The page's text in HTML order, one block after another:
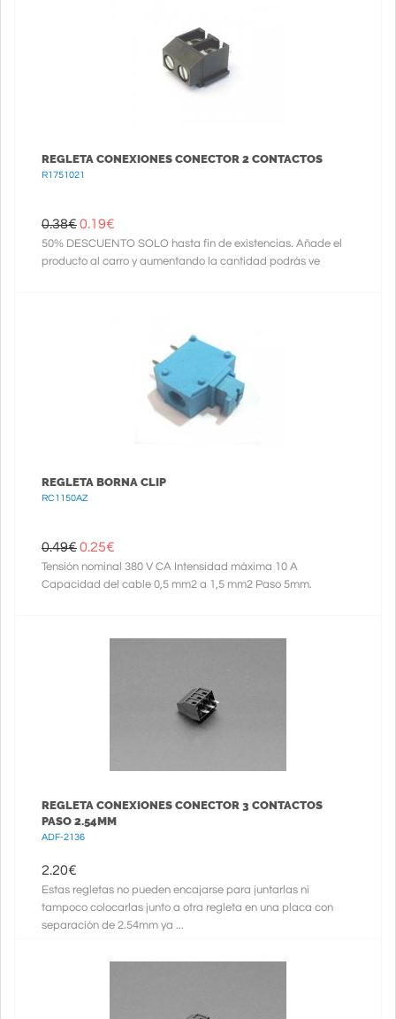
REGLETA CONEXIONES CONECTOR 2 CONTACTOS
R1751021
0.38€0.19€
50% DESCUENTO SOLO hasta fin de existencias. Añade el
producto al carro y aumentando la cantidad podrás ve
REGLETA BORNA CLIP
RC1150AZ
0.49€0.25€
Tensión nominal 380 V CA Intensidad máxima 10 A
Capacidad del cable 0,5 mm2 a 1,5 mm2 Paso 5mm.
REGLETA CONEXIONES CONECTOR 3 CONTACTOS
PASO 2.54MM
ADF-2136
2.20€
Estas regletas no pueden encajarse para juntarlas ni
tampoco colocarlas junto a otra regleta en una placa con
separación de 2.54mm ya ...